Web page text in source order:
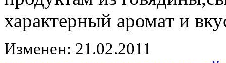
характерный аромат и
Изменен: 21.02.2011